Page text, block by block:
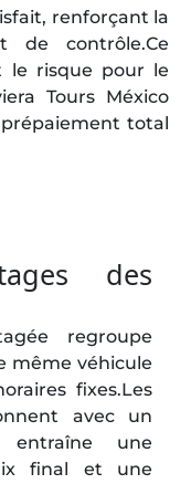
renforçant la
de contrôle.Ce
le risque pour le
Tours México
total
des
regroupe
même véhicule
fixes.Les
avec un
une
final et une